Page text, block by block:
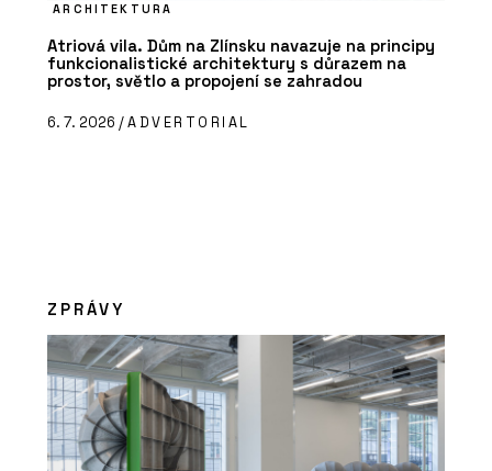
ARCHITEKTURA
Atriová vila. Dům na Zlínsku navazuje na principy
funkcionalistické architektury s důrazem na
prostor, světlo a propojení se zahradou
6. 7. 2026 /ADVERTORIAL
ZPRÁVY